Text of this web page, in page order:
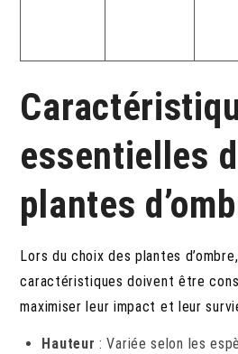
essentielles
plantes
Lors du choix des plantes
caractéristiques doivent être
maximiser leur impact et leur
Hauteur : Variée selon les